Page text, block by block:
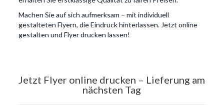
Machen Sie auf sich aufmerksam – mit individuell
gestalteten Flyern, die Eindruck hinterlassen. Jetzt online
gestalten und Flyer drucken lassen!
Jetzt Flyer online drucken – Lieferung am
nächsten Tag